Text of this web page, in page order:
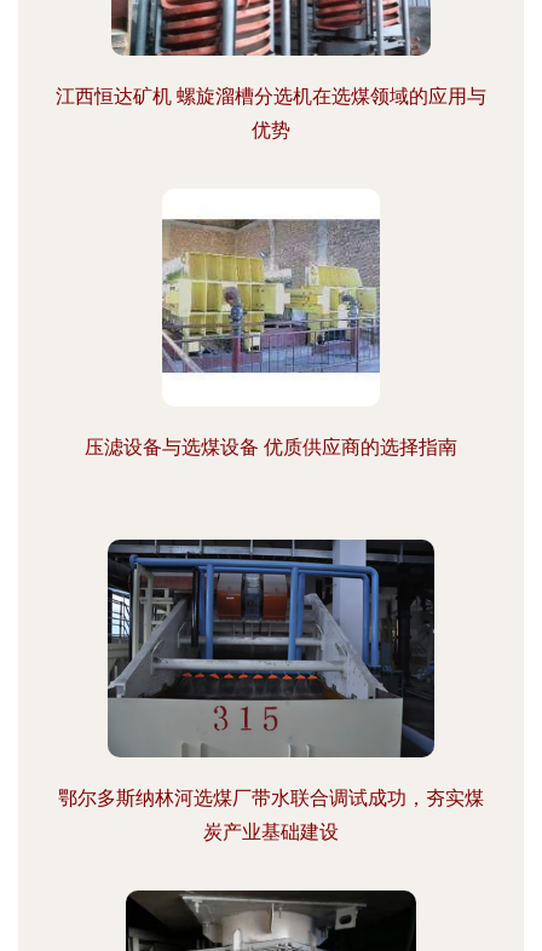
江西恒达矿机 螺旋溜槽分选机在选煤领域的应用与
优势
压滤设备与选煤设备 优质供应商的选择指南
鄂尔多斯纳林河选煤厂带水联合调试成功，夯实煤
炭产业基础建设